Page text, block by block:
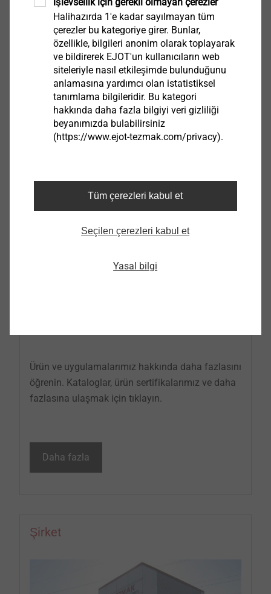
EJOT®Pro-Line profilleri
Bağlantı ve sıva profilleri ile ilgili yenilikçi ürün
portföyü, farklı uygulama olanakları ile şantiyeye
uygun ve kaliteli ürün çözümleri sunmaktadır.
Devam et
Ürün ve uygulamalarımız hakkında daha fazlasını
öğrenin. Kataloglar, ürün sertifikalarımız ve daha
fazlasına ulaşmak için tıklayın.
Daha fazla
Şirket
Halihazırda 1'e kadar sayılmayan tüm
çerezler bu kategoriye girer. Bunlar,
özellikle, bilgileri anonim olarak toplayarak
ve bildirerek EJOT'un kullanıcıların web
siteleriyle nasıl etkileşimde bulunduğunu
anlamasına yardımcı olan istatistiksel
tanımlama bilgileridir. Bu kategori
hakkında daha fazla bilgiyi veri gizliliği
beyanımızda bulabilirsiniz
(https://www.ejot-tezmak.com/privacy).
Tüm çerezleri kabul et
Seçilen çerezleri kabul et
Yasal bilgi